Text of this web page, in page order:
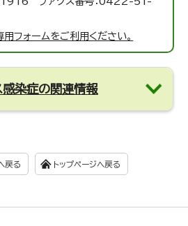
フォームをご利用ください。
感染症の関連情報
戻る トップページへ戻る